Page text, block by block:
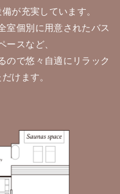
が充実しています。
室個別に用意されたバス
ースなど、
ので悠々自適にリラック
けます。